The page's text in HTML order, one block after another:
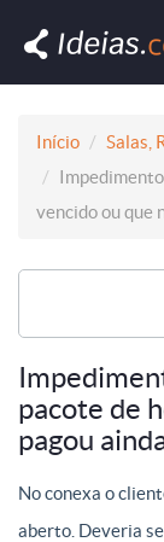
Início
Salas,
vencido ou que
pacote de
pagou
No conexa o
aberto. Deveria